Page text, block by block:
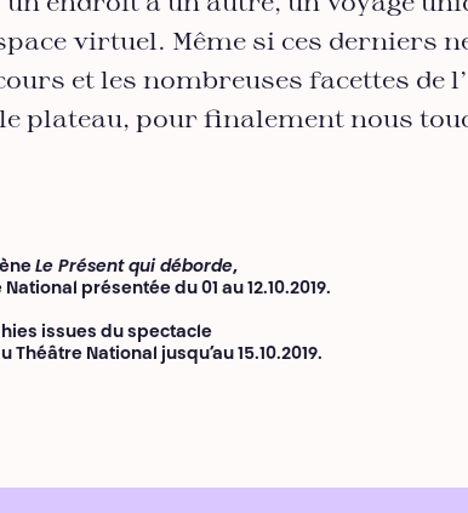
virtuel. Même si ces derniers
et les nombreuses facettes de
plateau, pour finalement nous
Le Présent qui déborde,
présentée du 01 au 12.10.2019.
issues du spectacle
National jusqu’au 15.10.2019.